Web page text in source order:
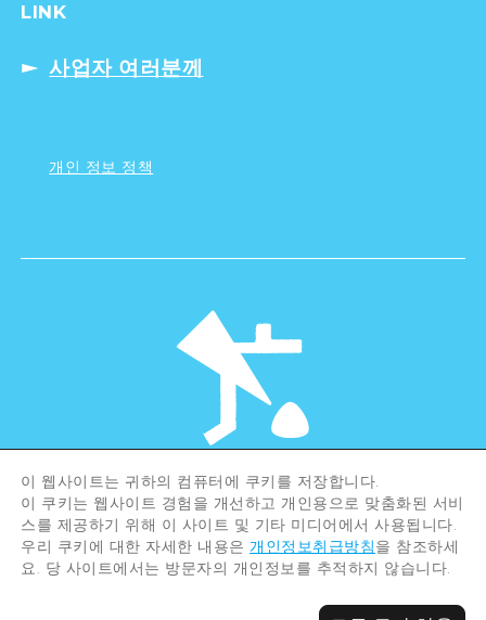
LINK
사업자 여러분께
개인 정보 정책
©Hiroshima Tourism Association /
Hiroshima Prefecture / Hiroshima City .
All rights reserved
이 웹사이트는 귀하의 컴퓨터에 쿠키를 저장합니다.
이 쿠키는 웹사이트 경험을 개선하고 개인용으로 맞춤화된 서비
스를 제공하기 위해 이 사이트 및 기타 미디어에서 사용됩니다.
우리 쿠키에 대한 자세한 내용은개인정보취급방침을 참조하세
요. 당 사이트에서는 방문자의 개인정보를 추적하지 않습니다.